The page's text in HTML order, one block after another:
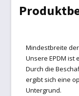
Mindestbreite der
Unsere EPDM ist
Durch die
ergibt sich eine
Untergrund.